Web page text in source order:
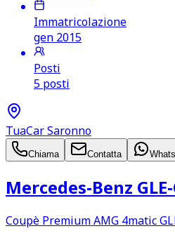
Immatricolazione
gen 2015
Posti
5 posti
TuaCar Saronno
Chiama Contatta
Mercedes‑Benz
Coupè Premium AMG 4matic